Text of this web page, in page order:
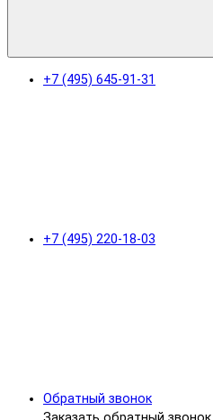
+7 (495) 645-91-31
+7 (495) 220-18-03
Обратный звонок